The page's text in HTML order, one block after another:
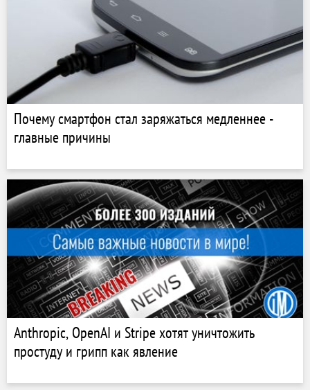
Почему смартфон стал заряжаться медленнее -
главные причины
Anthropic, OpenAI и Stripe хотят уничтожить
простуду и грипп как явление